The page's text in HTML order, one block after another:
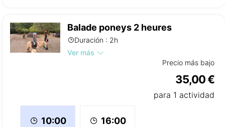
Balade poneys 2 heures
Duración : 2h
Ver más
Precio más bajo
35,00 €
para 1 actividad
10:00 16:00